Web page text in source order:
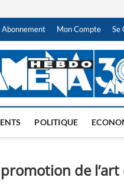
Abonnement Mon Compte Se
POLITIQUE
de